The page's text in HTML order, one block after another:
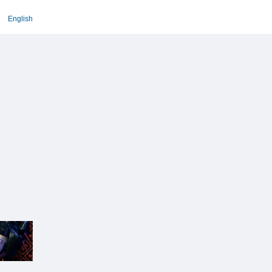
English